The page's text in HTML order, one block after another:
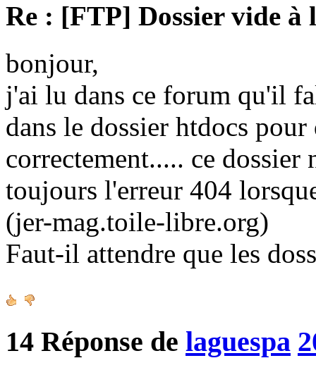
Re : [FTP] Dossier vide à
bonjour,
j'ai lu dans ce forum qu'il
dans le dossier htdocs
correctement..... ce dossier
toujours l'erreur 404
(jer-mag.toile-libre.org)
Faut-il attendre que les
14 Réponse de laguespa